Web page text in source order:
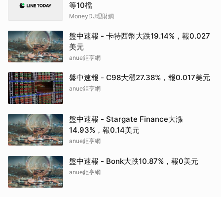
等10檔
MoneyDJ理財網
盤中速報 - 卡特西幣大跌19.14%，報0.027
美元
anue鉅亨網
盤中速報 - C98大漲27.38%，報0.017美元
anue鉅亨網
盤中速報 - Stargate Finance大漲
14.93%，報0.14美元
anue鉅亨網
盤中速報 - Bonk大跌10.87%，報0美元
anue鉅亨網